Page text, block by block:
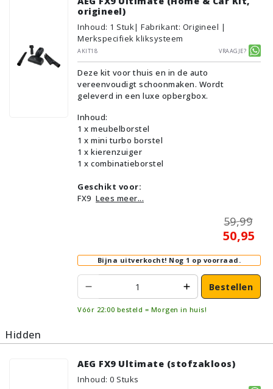
origineel)
Inhoud: 1 Stuk| Fabrikant: Origineel |
Merkspecifiek kliksysteem
AKIT18
Vraagje?
Deze kit voor thuis en in de auto
vereenvoudigt schoonmaken. Wordt
geleverd in een luxe opbergbox.
Inhoud:
1 x meubelborstel
1 x mini turbo borstel
1 x kierenzuiger
1 x combinatieborstel
Geschikt voor:
FX9 Lees meer...
59,99
50,95
Bijna uitverkocht! Nog 1 op voorraad.
Bestellen
Vóór 22:00 besteld = Morgen in huis!
Hidden
AEG FX9 Ultimate (stofzakloos)
Inhoud: 0 Stuks